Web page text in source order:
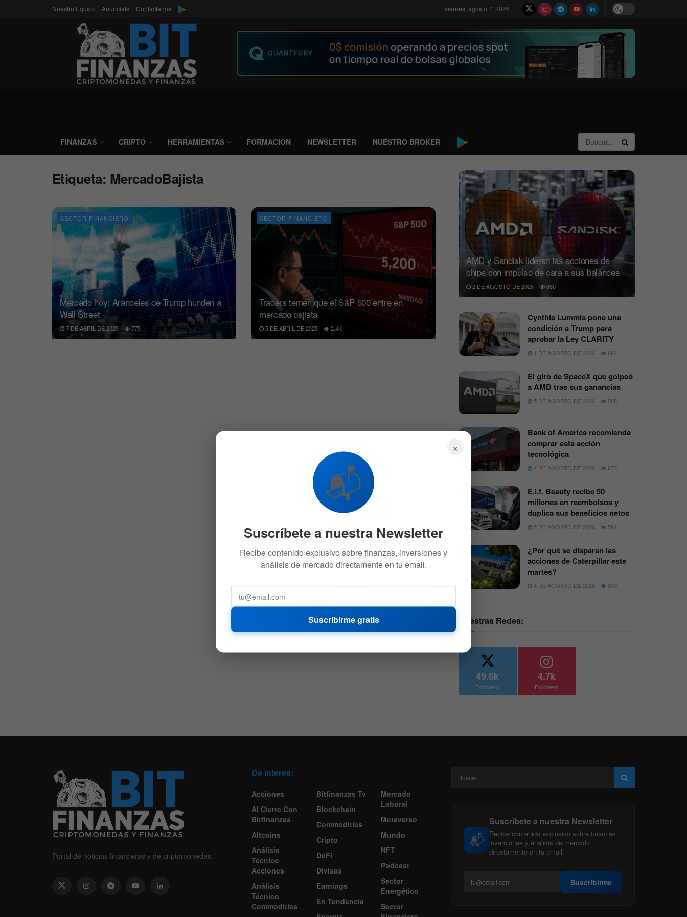
Nuestro Equipo Anunciate Contactanos viernes, agosto 7, 2026
FINANZAS CRIPTO HERRAMIENTAS FORMACION NEWSLETTER NUESTRO BROKER
Etiqueta: MercadoBajista
SECTOR FINANCIERO
Mercado hoy: Aranceles de Trump hunden a
Wall Street
7 DE ABRIL DE 2025 775
SECTOR FINANCIERO
Traders temen que el S&P 500 entre en
mercado bajista
5 DE ABRIL DE 2025 2.4K
AMD y Sandisk lideran las acciones de
chips con impulso de cara a sus balances
2 DE AGOSTO DE 2026 680
Cynthia Lummis pone una
condición a Trump para
aprobar la Ley CLARITY
1 DE AGOSTO DE 2026 662
El giro de SpaceX que golpeó
a AMD tras sus ganancias
5 DE AGOSTO DE 2026 588
Bank of America recomienda
comprar esta acción
tecnológica
4 DE AGOSTO DE 2026 673
E.l.f. Beauty recibe 50
millones en reembolsos y
duplica sus beneficios netos
5 DE AGOSTO DE 2026 582
¿Por qué se disparan las
acciones de Caterpillar este
martes?
4 DE AGOSTO DE 2026 609
Nuestras Redes:
49.6k
Followers
4.7k
Followers
Portal de noticias financieras y de criptomonedas.
De Interes:
Acciones
Al Cierre Con
Bitfinanzas
Altcoins
Análisis
Técnico
Acciones
Análisis
Técnico
Commodities
Bitfinanzas Tv
Blockchain
Commodities
Cripto
DeFi
Divisas
Earnings
En Tendencia
Mercado
Laboral
Metaverso
Mundo
NFT
Podcast
Sector
Energético
Sector
📬
Suscríbete a nuestra Newsletter
Recibe contenido exclusivo sobre finanzas,
inversiones y análisis de mercado
directamente en tu email.
Suscribirme
×
📬
Suscríbete a nuestra Newsletter
Recibe contenido exclusivo sobre finanzas, inversiones y
análisis de mercado directamente en tu email.
Suscribirme gratis